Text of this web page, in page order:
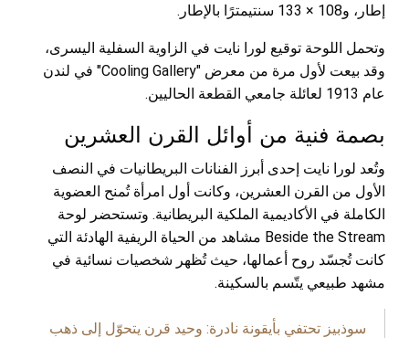
إطار، و108 × 133 سنتيمترًا بالإطار.
وتحمل اللوحة توقيع لورا نايت في الزاوية السفلية اليسرى،
وقد بيعت لأول مرة من معرض "Cooling Gallery" في لندن
عام 1913 لعائلة جامعي القطعة الحاليين.
بصمة فنية من أوائل القرن العشرين
وتُعد لورا نايت إحدى أبرز الفنانات البريطانيات في النصف
الأول من القرن العشرين، وكانت أول امرأة تُمنح العضوية
الكاملة في الأكاديمية الملكية البريطانية. وتستحضر لوحة
Beside the Stream مشاهد من الحياة الريفية الهادئة التي
كانت تُجسّد روح أعمالها، حيث تُظهر شخصيات نسائية في
مشهد طبيعي يتّسم بالسكينة.
سوذبيز تحتفي بأيقونة نادرة: وحيد قرن يتحوّل إلى ذهب